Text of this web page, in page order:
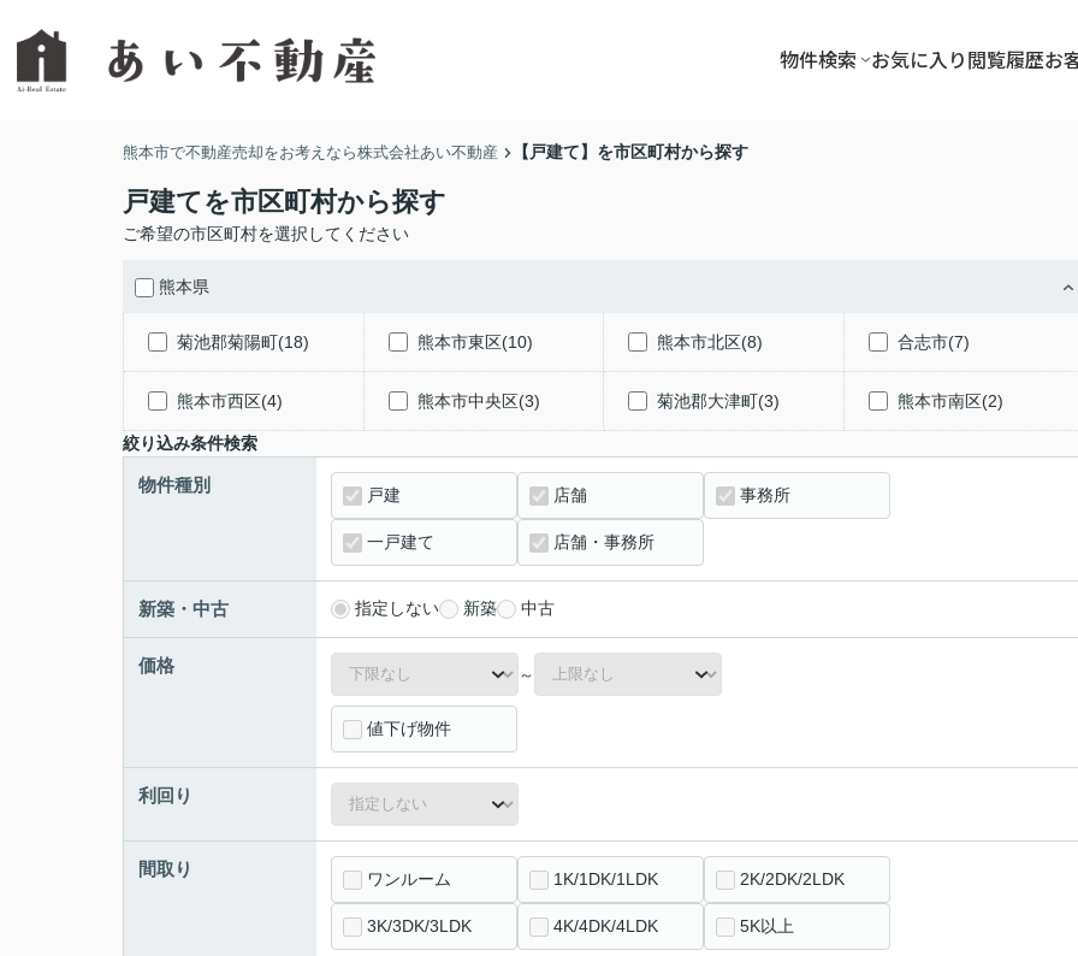
物件検索 お気に入り閲覧履歴お
熊本市で不動産売却をお考えなら株式会社あい不動産 【戸建て】を市区町村から探す
戸建てを市区町村から探す
ご希望の市区町村を選択してください
熊本県
菊池郡菊陽町(18) 熊本市東区(10) 熊本市北区(8) 合志市(7)
熊本市西区(4) 熊本市中央区(3) 菊池郡大津町(3) 熊本市南区(2)
絞り込み条件検索
物件種別 戸建 店舗 事務所
一戸建て 店舗・事務所
新築・中古 指定しない 新築 中古
価格 ～
値下げ物件
利回り
間取り ワンルーム 1K/1DK/1LDK 2K/2DK/2LDK
3K/3DK/3LDK 4K/4DK/4LDK 5K以上